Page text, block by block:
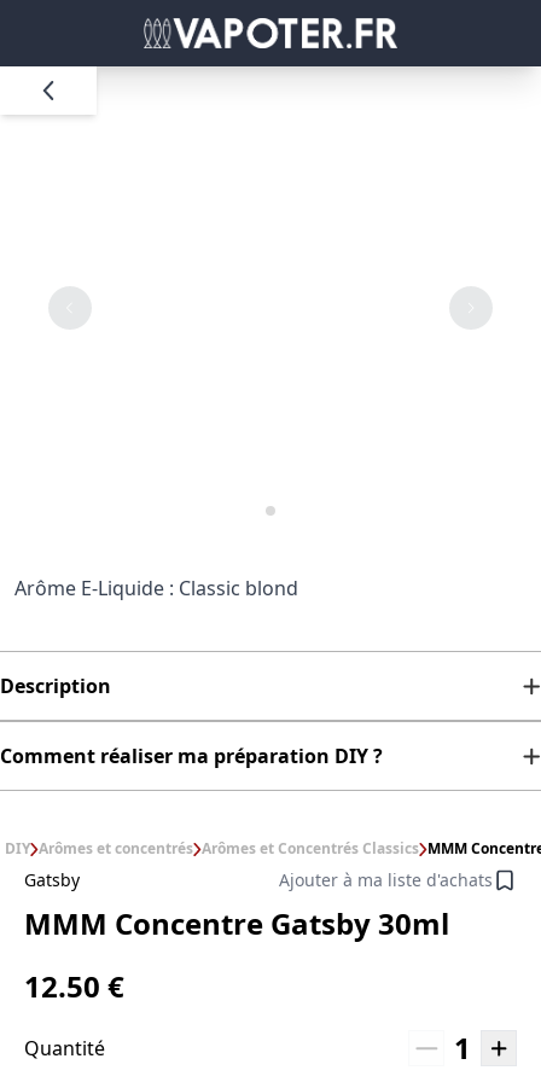
Arôme E-Liquide : Classic blond
Description
Comment réaliser ma préparation DIY ?
DIY Arômes et concentrés Arômes et Concentrés Classics MMM
Gatsby Ajouter à ma liste d'achats
MMM Concentre Gatsby 30ml
12.50 €
Quantité 1